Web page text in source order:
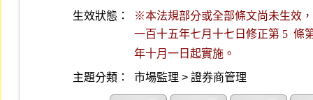
生效狀態：
※本法規部分或全部條文尚未生效
一百十五年七月十七日修正第 5  條
年十月一日起實施。
主題分類：
市場監理 > 證券商管理